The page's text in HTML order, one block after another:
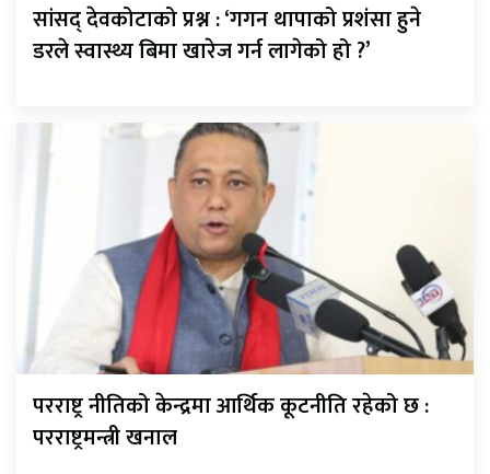
सांसद् देवकोटाको प्रश्न : ‘गगन थापाको प्रशंसा हुने
डरले स्वास्थ्य बिमा खारेज गर्न लागेको हो ?’
परराष्ट्र नीतिको केन्द्रमा आर्थिक कूटनीति रहेको छ :
परराष्ट्रमन्त्री खनाल